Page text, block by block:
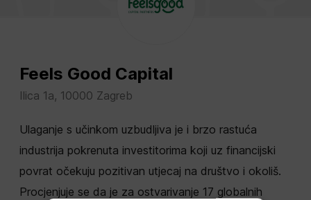
Feels Good Capital
Ilica 1a, 10000 Zagreb
Ulaganje s učinkom uzbudljiva je i brzo rastuća
industrija pokrenuta investitorima koji uz financijski
povrat očekuju pozitivan utjecaj na društvo i okoliš.
Procjenjuje se da je za ostvarivanje 17 globalnih